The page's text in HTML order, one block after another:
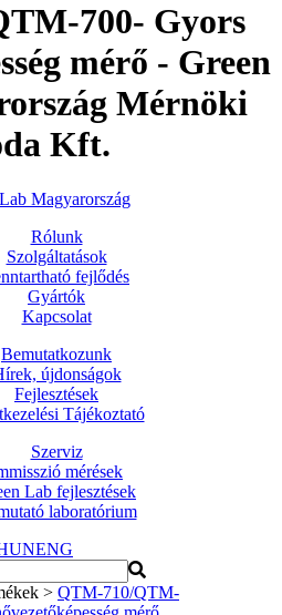
700- Gyors
mérő - Green
Mérnöki
Kft.
Rólunk
Szolgáltatások
fejlődés
Gyártók
Kapcsolat
Bemutatkozunk
újdonságok
Fejlesztések
Tájékoztató
Szerviz
mérések
Lab fejlesztések
laboratórium
ENG
> QTM-710/QTM-